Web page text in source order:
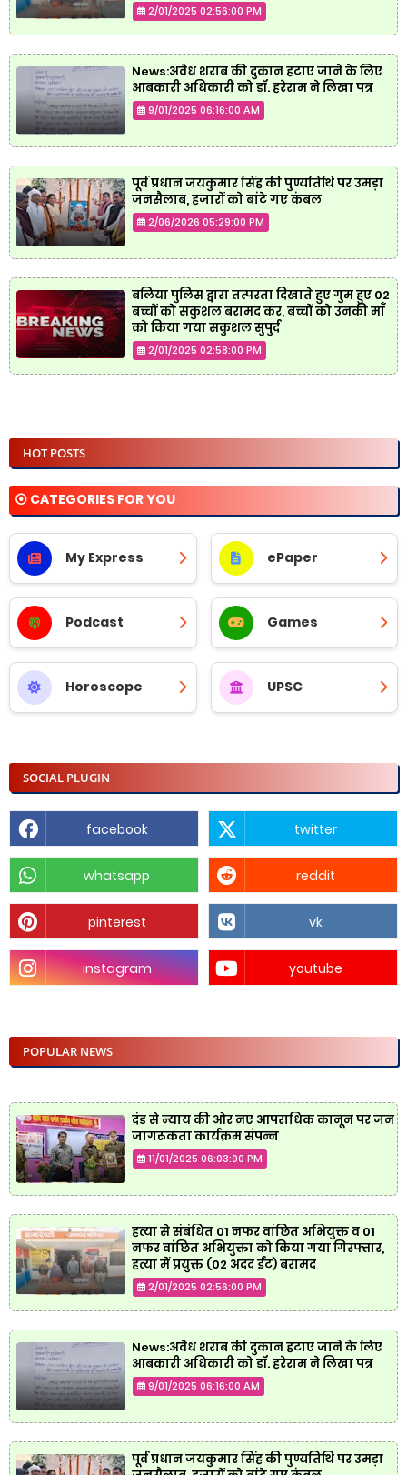
2/01/2025 02:56:00 PM
News:अवैध शराब की दुकान हटाए जाने के लिए
आबकारी अधिकारी को डॉ. हरेराम ने लिखा पत्र
9/01/2025 06:16:00 AM
पूर्व प्रधान जयकुमार सिंह की पुण्यतिथि पर उमड़ा
जनसैलाब, हजारों को बांटे गए कंबल
2/06/2026 05:29:00 PM
बलिया पुलिस द्वारा तत्परता दिखाते हुए गुम हुए 02
बच्चों को सकुशल बरामद कर, बच्चों को उनकी माँ
को किया गया सकुशल सुपुर्द
2/01/2025 02:58:00 PM
HOT POSTS
⦿ CATEGORIES FOR YOU
My Express ePaper
Podcast Games
Horoscope UPSC
SOCIAL PLUGIN
facebook twitter
whatsapp reddit
pinterest vk
instagram youtube
POPULAR NEWS
दंड से न्याय की ओर नए आपराधिक कानून पर जन
जागरूकता कार्यक्रम संपन्न
11/01/2025 06:03:00 PM
हत्या से संबंधित 01 नफर वांछित अभियुक्त व 01
नफर वांछित अभियुक्ता को किया गया गिरफ्तार,
हत्या में प्रयुक्त (02 अदद ईंट) बरामद
2/01/2025 02:56:00 PM
News:अवैध शराब की दुकान हटाए जाने के लिए
आबकारी अधिकारी को डॉ. हरेराम ने लिखा पत्र
9/01/2025 06:16:00 AM
पूर्व प्रधान जयकुमार सिंह की पुण्यतिथि पर उमड़ा